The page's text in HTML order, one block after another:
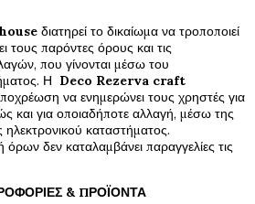
διατηρεί το δικαίωμα να τροποποιεί
παρόντες όρους και τις
που γίνονται μέσω του
Η Deco Rezerva craft
να ενημερώνει τους χρηστές για
και για οποιαδήποτε αλλαγή, μέσω της
ηλεκτρονικού καταστήματος.
όρων δεν καταλαμβάνει παραγγελίες τις
& ΠΡΟΪΟΝΤΑ